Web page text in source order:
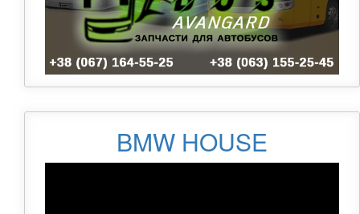
BMW HOUSE